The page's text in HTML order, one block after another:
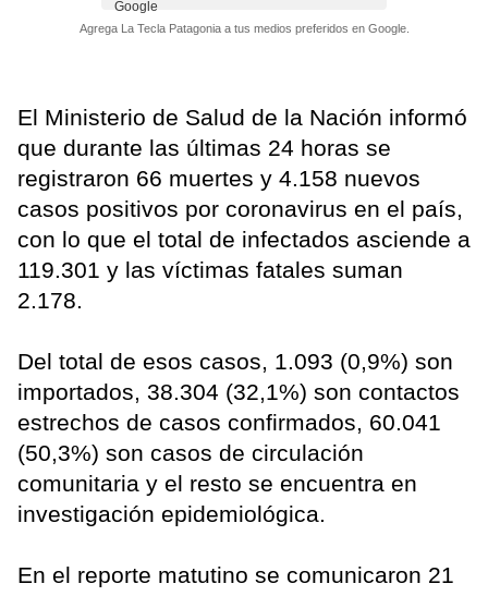
Agrega La Tecla Patagonia a tus medios preferidos en Google.
El Ministerio de Salud de la Nación informó
que durante las últimas 24 horas se
registraron 66 muertes y 4.158 nuevos
casos positivos por coronavirus en el país,
con lo que el total de infectados asciende a
119.301 y las víctimas fatales suman
2.178.
Del total de esos casos, 1.093 (0,9%) son
importados, 38.304 (32,1%) son contactos
estrechos de casos confirmados, 60.041
(50,3%) son casos de circulación
comunitaria y el resto se encuentra en
investigación epidemiológica.
En el reporte matutino se comunicaron 21